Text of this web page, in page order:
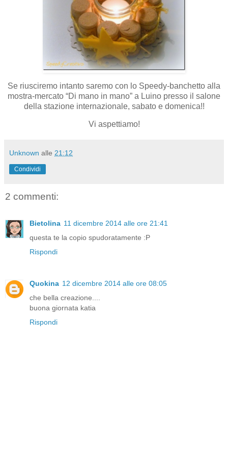
Se riusciremo intanto saremo con lo Speedy-banchetto alla
mostra-mercato “Di mano in mano” a Luino presso il salone
della stazione internazionale, sabato e domenica!!
Vi aspettiamo!
Unknown alle 21:12
Condividi
2 commenti:
Bietolina 11 dicembre 2014 alle ore 21:41
questa te la copio spudoratamente :P
Rispondi
Quokina 12 dicembre 2014 alle ore 08:05
che bella creazione....
buona giornata katia
Rispondi